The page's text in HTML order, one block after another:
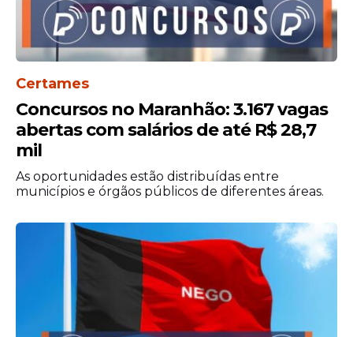
Certames
Concursos no Maranhão: 3.167 vagas
abertas com salários de até R$ 28,7
mil
As oportunidades estão distribuídas entre
municípios e órgãos públicos de diferentes áreas.